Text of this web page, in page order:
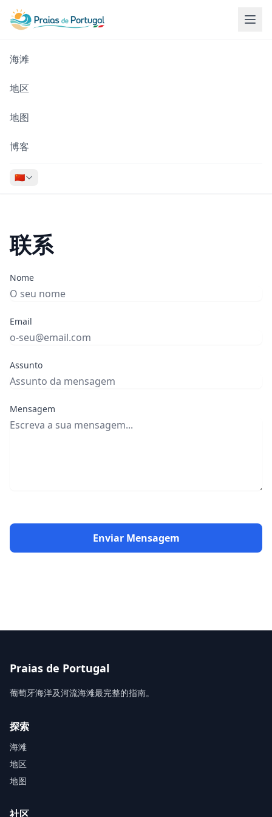
海滩
地区
地图
博客
🇨🇳
联系
Nome
Email
Assunto
Mensagem
Enviar Mensagem
Praias de Portugal
葡萄牙海洋及河流海滩最完整的指南。
探索
海滩
地区
地图
社区